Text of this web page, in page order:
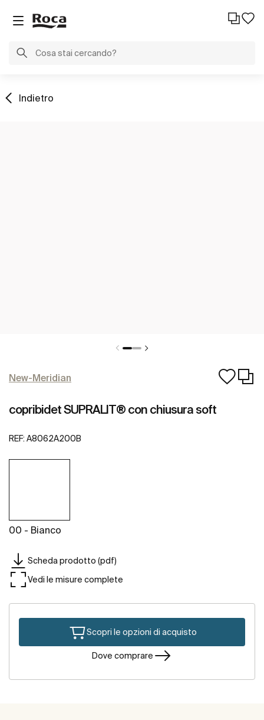
Indietro
New-Meridian
copribidet SUPRALIT® con chiusura soft
REF: A8062A200B
00 - Bianco
Scheda prodotto (pdf)
Vedi le misure complete
Scopri le opzioni di acquisto
Dove comprare